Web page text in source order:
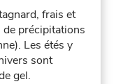
frais et
précipitations
Les étés y
sont
gel.